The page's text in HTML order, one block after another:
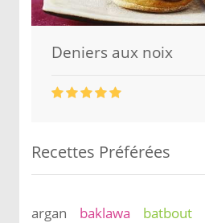
Deniers aux noix
Recettes Préférées
argan baklawa batbout